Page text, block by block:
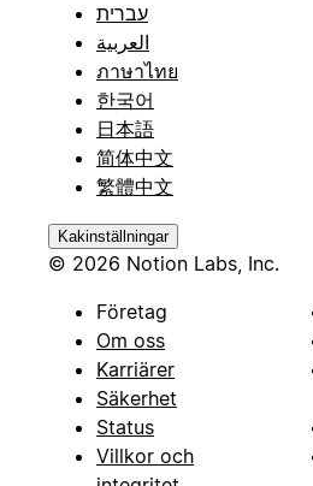
עברית
العربية
ภาษาไทย
한국어
日本語
简体中文
繁體中文
Kakinställningar
© 2026 Notion Labs, Inc.
Företag
Om oss
Karriärer
Säkerhet
Status
Villkor och